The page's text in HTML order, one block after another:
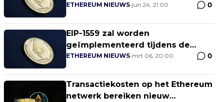
testnet
ETHEREUM NIEUWS•jun 24, 21:00 0
EIP-1559 zal worden
geïmplementeerd tijdens de
aanstaande London hard fork
ETHEREUM NIEUWS•mrt 06, 20:00 0
Transactiekosten op het Ethereum
netwerk bereiken nieuw